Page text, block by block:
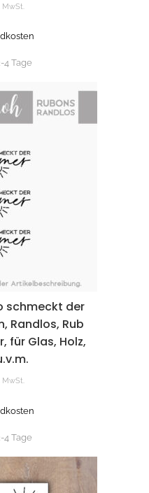
MwSt.
4 Tage
schmeckt der
Randlos, Rub
für Glas, Holz,
MwSt.
4 Tage